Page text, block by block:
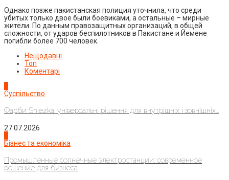
Однако позже пакистанская полиция уточнила, что среди
убитых только двое были боевиками, а остальные – мирные
жители. По данным правозащитных организаций, в общей
сложности, от ударов беспилотников в Пакистане и Йемене
погибли более 700 человек.
Нещодавні
Топ
Коментарі
Суспільство
Фарби Sniezka: універсальні рішення для внутрішніх і зовнішніх...
27.07.2026
Бізнес та економіка
Промышленные солнечные электростанции: современное
решение для бизнеса